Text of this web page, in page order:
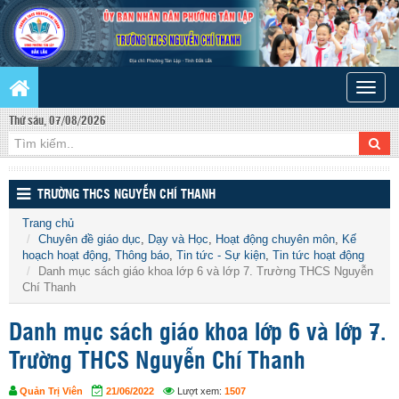
Toggle
Thứ sáu, 07/08/2026
TRƯỜNG THCS NGUYỄN CHÍ THANH
Trang chủ
Chuyên đề giáo dục
Dạy và Học Hoạt động chuyên môn Kế
hoạch hoạt động Thông báo Tin tức - Sự kiện Tin tức hoạt động
Danh mục sách giáo khoa lớp 6 và lớp 7. Trường THCS Nguyễn
Chí Thanh
Danh mục sách giáo khoa lớp 6 và lớp 7.
Trường THCS Nguyễn Chí Thanh
Quản Trị Viên 21/06/2022 Lượt xem: 1507